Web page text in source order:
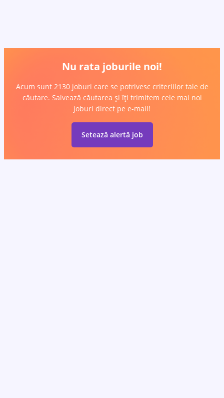
Nu rata joburile noi!
Acum sunt 2130 joburi care se potrivesc criteriilor tale de
căutare. Salvează căutarea și îți trimitem cele mai noi
joburi direct pe e-mail!
Setează alertă job